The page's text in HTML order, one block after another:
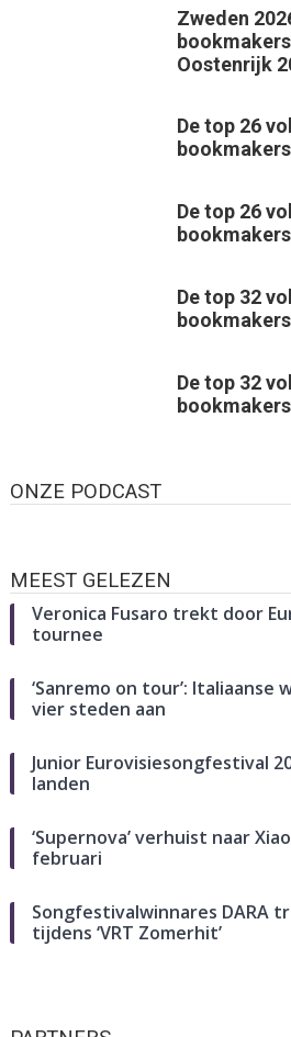
Zweden
Oostenrijk
De top 26
De top 26
De top 32
De top 32
ONZE PODCAST
MEEST GELEZEN
Veronica Fusaro trekt door
tournee
‘Sanremo on tour’:
vier steden aan
Junior Eurovisiesongfestival
landen
‘Supernova’ verhuist naar
februari
Songfestivalwinnares DARA
tijdens ‘VRT Zomerhit’